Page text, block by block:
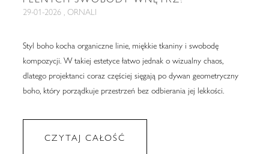
29-01-2026 , ORNALI
Styl boho kocha organiczne linie, miękkie tkaniny i swobodę
kompozycji. W takiej estetyce łatwo jednak o wizualny chaos,
dlatego projektanci coraz częściej sięgają po dywan geometryczny
boho, który porządkuje przestrzeń bez odbierania jej lekkości.
CZYTAJ CAŁOŚĆ